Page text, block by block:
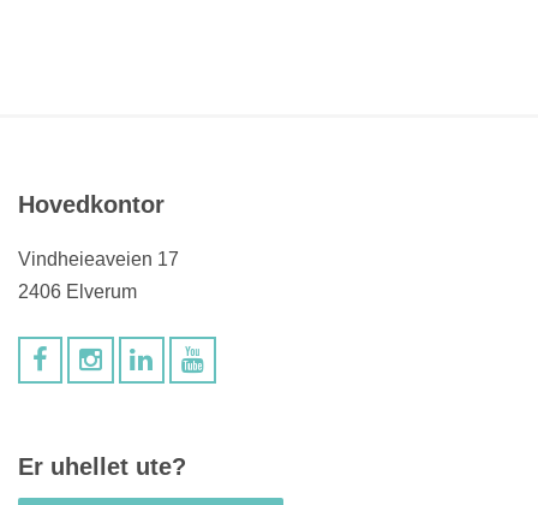
Hovedkontor
Vindheieaveien 17
2406 Elverum
Er uhellet ute?